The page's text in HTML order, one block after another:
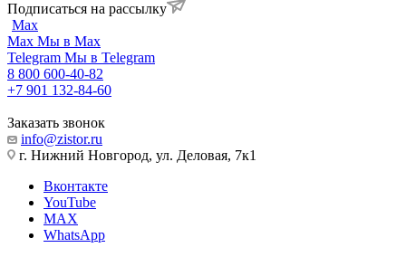
Подписаться на рассылку
Max
Max Мы в Max
Telegram Мы в Telegram
8 800 600-40-82
+7 901 132-84-60
Заказать звонок
info@zistor.ru
г. Нижний Новгород, ул. Деловая, 7к1
Вконтакте
YouTube
MAX
WhatsApp